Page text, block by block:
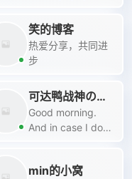
笑的博客
热爱分享，共同进
步
可达鸭战神の博
客
Good morning.
And in case I don't
evening and good
min的小窝